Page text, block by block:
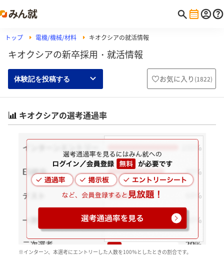
トップ 電機/機械/材料 キオクシアの就活情報
キオクシアの新卒採用・就活情報
体験記を投稿する お気に入り (1822)
キオクシアの選考通過率
※インターン、本選考にエントリーした人数を100％としたときの割合です。